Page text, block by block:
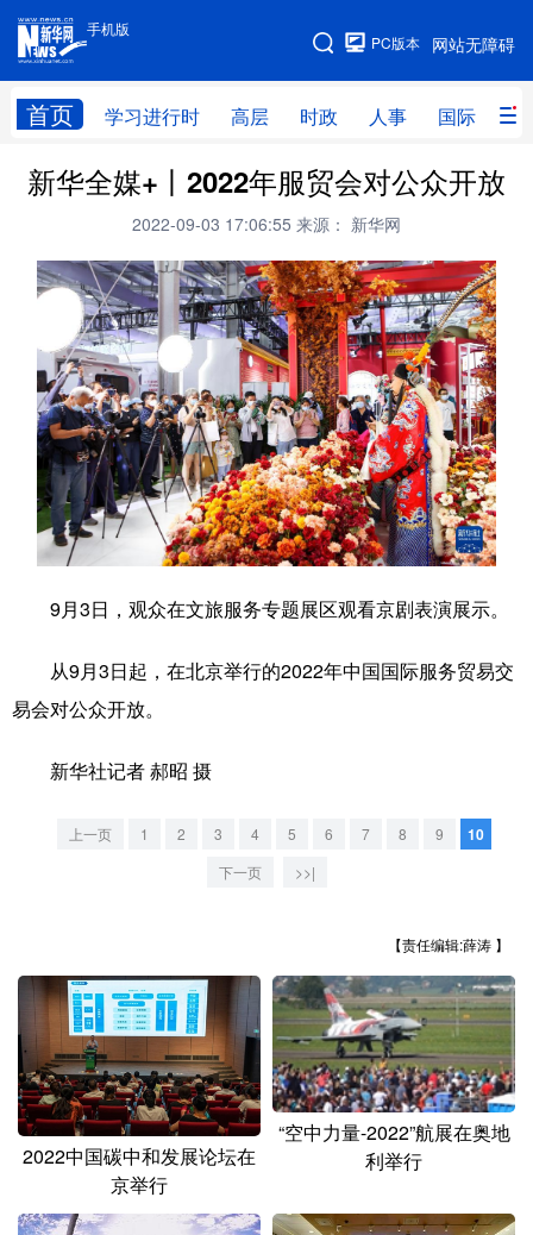
手机版
网站无障碍
PC版本
首页 学习进行时 高层 时政 人事 国际 财
手机版
网站地图
学习进行时 高层 时政 人事
财经 网评
台湾 思客智库 全球连线 教育
科技 科创 量子 体育
文化 健康 军事
访谈 视频 图片 政务
法律 中央文件 金融 汽车
食品 人居 信息化 数字经济
彩票 娱乐 时尚 悦读
文化产业
辽宁 吉林 上海 江苏
浙江 安徽 福建 江西
山东 河南 湖北 湖南
广东 广西 海南 重庆
四川 贵州
陕西 甘肃 青海 宁夏
新华全媒+丨2022年服贸会对公众开放
2022-09-03 17:06:55 来源： 新华网
9月3日，观众在文旅服务专题展区观看京剧表演展示。
从9月3日起，在北京举行的2022年中国国际服务贸易交
易会对公众开放。
新华社记者 郝昭 摄
上一页 1 2 3 4 5 6 7 8 9 10
下一页 >>|
【责任编辑:薛涛 】
2022中国碳中和发展论坛在
京举行
“空中力量-2022”航展在奥地
利举行